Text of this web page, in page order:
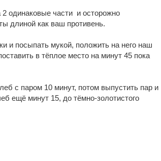
2 одинаковые части и осторожно
длиной как ваш противень.
и посыпать мукой, положить на него наш
в тёплое место на минут 45 пока
с паром 10 минут, потом выпустить пар и
ещё минут 15, до тёмно-золотистого